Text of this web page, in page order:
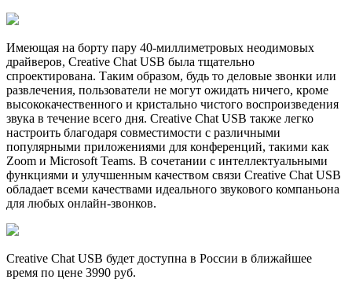
Имеющая на борту пару 40-миллиметровых неодимовых
драйверов, Creative Chat USB была тщательно
спроектирована. Таким образом, будь то деловые звонки или
развлечения, пользователи не могут ожидать ничего, кроме
высококачественного и кристально чистого воспроизведения
звука в течение всего дня. Creative Chat USB также легко
настроить благодаря совместимости с различными
популярными приложениями для конференций, такими как
Zoom и Microsoft Teams. В сочетании с интеллектуальными
функциями и улучшенным качеством связи Creative Chat USB
обладает всеми качествами идеального звукового компаньона
для любых онлайн-звонков.
Creative Chat USB будет доступна в России в ближайшее
время по цене 3990 руб.